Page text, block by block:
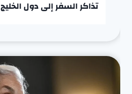
تذاكر السفر إلى دول الخليج